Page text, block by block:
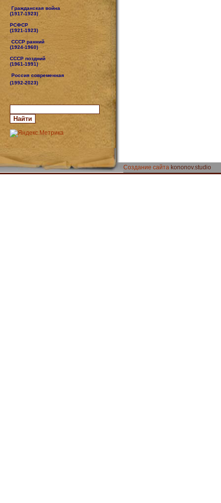
Гражданская война
(1917-1923)
РСФСР
(1921-1923)
СССР ранний
(1924-1960)
СССР поздний
(1961-1991)
Россия современная
(1992-2023)
Создание сайта kononov.studio